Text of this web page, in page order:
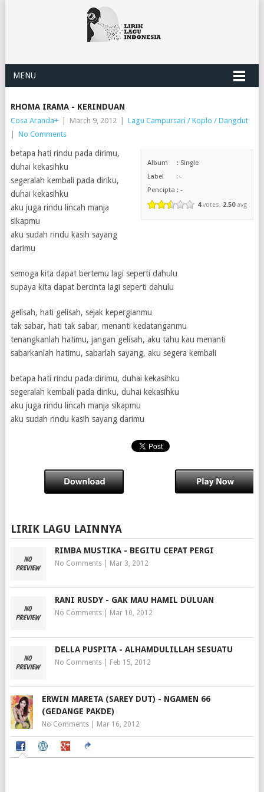
MENU
RHOMA IRAMA - KERINDUAN
Cosa Aranda+ March 9, 2012
Lagu Campursari / Koplo / Dangdut
No Comments
Album : Single
Label : -
Pencipta : -
4votes, 2.50avg
betapa hati rindu pada dirimu,
duhai kekasihku
segeralah kembali pada diriku,
duhai kekasihku
aku juga rindu lincah manja
sikapmu
aku sudah rindu kasih sayang
darimu
semoga kita dapat bertemu lagi seperti dahulu
supaya kita dapat bercinta lagi seperti dahulu
gelisah, hati gelisah, sejak kepergianmu
tak sabar, hati tak sabar, menanti kedatanganmu
tenangkanlah hatimu, jangan gelisah, aku tahu kau menanti
sabarkanlah hatimu, sabarlah sayang, aku segera kembali
betapa hati rindu pada dirimu, duhai kekasihku
segeralah kembali pada diriku, duhai kekasihku
aku juga rindu lincah manja sikapmu
aku sudah rindu kasih sayang darimu
LIRIK LAGU LAINNYA
RIMBA MUSTIKA - BEGITU CEPAT PERGI
No Comments| Mar 3, 2012
RANI RUSDY - GAK MAU HAMIL DULUAN
No Comments| Mar 10, 2012
DELLA PUSPITA - ALHAMDULILLAH SESUATU
No Comments| Feb 15, 2012
ERWIN MARETA (SAREY DUT) - NGAMEN 66
(GEDANGE PAKDE)
No Comments| Mar 16, 2012